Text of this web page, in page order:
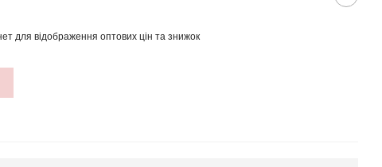
для відображення оптових цін та знижок